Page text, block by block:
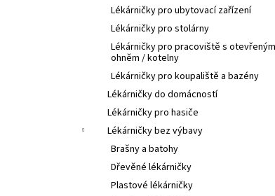
Lékárničky pro ubytovací zařízení
Lékárničky pro stolárny
Lékárničky pro pracoviště s otevřeným
ohněm / kotelny
Lékárničky pro koupaliště a bazény
Lékárničky do domácností
Lékárničky pro hasiče
Lékárničky bez výbavy
Brašny a batohy
Dřevěné lékárničky
Plastové lékárničky